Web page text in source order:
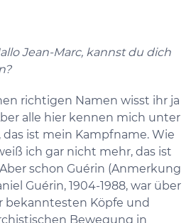
Jean-Marc, kannst du dich
richtigen Namen wisst ihr ja
alle hier kennen mich unter
ist mein Kampfname. Wie
ich gar nicht mehr, das ist
schon Guérin (Anmerkung
Guérin, 1904-1988, war über
bekanntesten Köpfe und
Bewegung in